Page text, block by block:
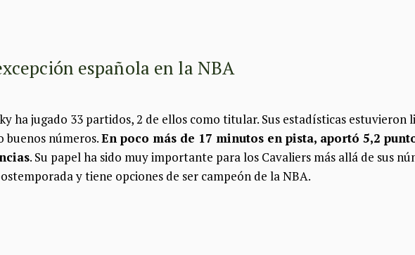
española en la NBA
ha jugado 33 partidos, 2 de ellos como titular. Sus estadísticas estuvieron
buenos números.En poco más de 17 minutos en pista, aportó 5,2
. Su papel ha sido muy importante para los Cavaliers más allá de sus
y tiene opciones de ser campeón de la NBA.